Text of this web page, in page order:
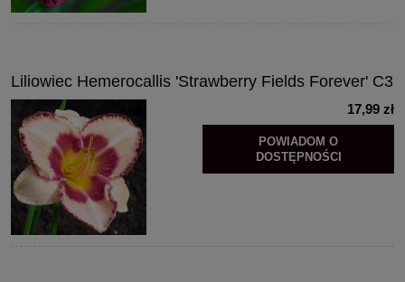
Liliowiec Hemerocallis 'Strawberry Fields Forever' C3
17,99 zł
POWIADOM O
DOSTĘPNOŚCI